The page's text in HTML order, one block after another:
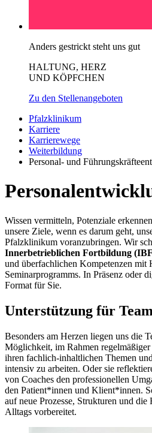
Anders gestrickt steht uns gut
HALTUNG, HERZ
UND KÖPFCHEN
Zu den Stellenangeboten
Pfalzklinikum
Karriere
Karrierewege
Weiterbildung
Personal- und
Wissen vermitteln, Potenziale
unsere Ziele, wenn es darum geht,
Pfalzklinikum voranzubringen. Wir
Innerbetrieblichen Fortbildung
und überfachlichen Kompetenzen mit
Seminarprogramms. In Präsenz oder
Format für Sie.
Unterstützung für
Besonders am Herzen liegen uns die
Möglichkeit, im Rahmen regelmäßiger
ihren fachlich-inhaltlichen Themen
intensiv zu arbeiten. Oder sie
von Coaches den professionellen
den Patient*innen und Klient*innen.
auf neue Prozesse, Strukturen und die
Alltags vorbereitet.